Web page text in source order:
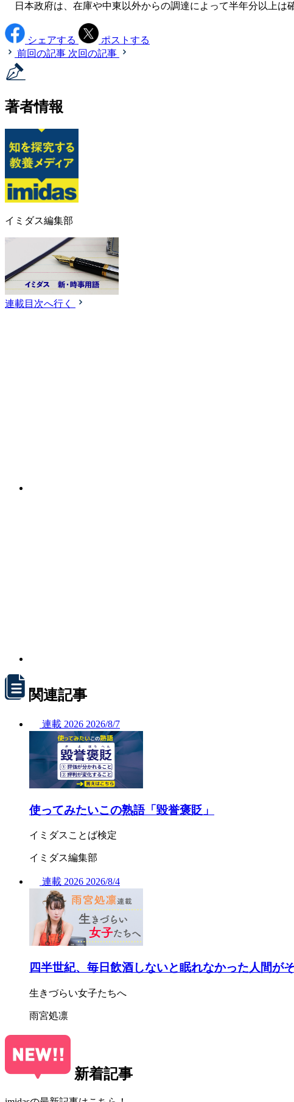
日本政府は、在庫や中東以外からの調達によって半年分以上は
シェアする
ポストする
前回の記事 次回の記事
著者情報
イミダス編集部
連載目次へ行く
関連記事
連載 2026 2026/8/7
使ってみたいこの熟語「毀誉褒貶」
イミダスことば検定
イミダス編集部
連載 2026 2026/8/4
四半世紀、毎日飲酒しないと眠れなかった人間が
生きづらい女子たちへ
雨宮処凛
新着記事